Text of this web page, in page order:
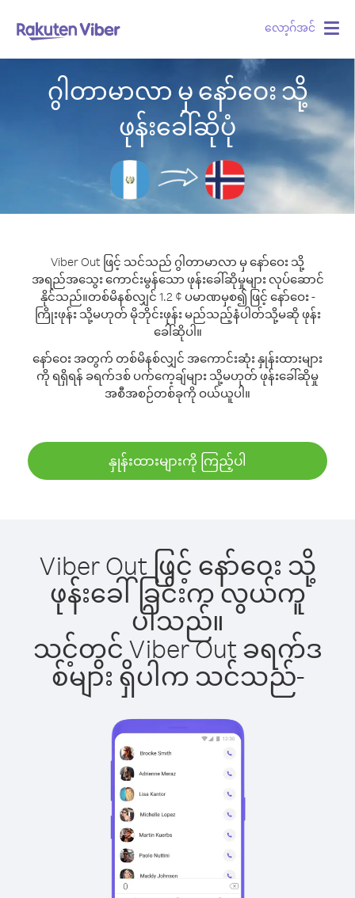
လော့ဂ်အင်
ဂွါတာမာလာ မှ နော်ဝေး သို့
ဖုန်းခေါ်ဆိုပုံ
Viber Out ဖြင့် သင်သည် ဂွါတာမာလာ မှ နော်ဝေး သို့
အရည်အသွေး ကောင်းမွန်သော ဖုန်းခေါ်ဆိုမှုများ လုပ်ဆောင်
နိုင်သည်။တစ်မိနစ်လျှင် 1.2 ¢ ပမာဏမှစ၍ ဖြင့် နော်ဝေး -
ကြိုးဖုန်း သို့မဟုတ် မိုဘိုင်းဖုန်း မည်သည့်နံပါတ်သို့မဆို ဖုန်း
ခေါ်ဆိုပါ။
နော်ဝေး အတွက် တစ်မိနစ်လျှင် အကောင်းဆုံး နှုန်းထားများ
ကို ရရှိရန် ခရက်ဒစ် ပက်ကေ့ချ်များ သို့မဟုတ် ဖုန်းခေါ်ဆိုမှု
အစီအစဉ်တစ်ခုကို ဝယ်ယူပါ။
နှုန်းထားများကို ကြည့်ပါ
Viber Out ဖြင့် နော်ဝေး သို့
ဖုန်းခေါ်ခြင်းက လွယ်ကူ
ပါသည်။
သင့်တွင် Viber Out ခရက်ဒ
စ်များ ရှိပါက သင်သည်-